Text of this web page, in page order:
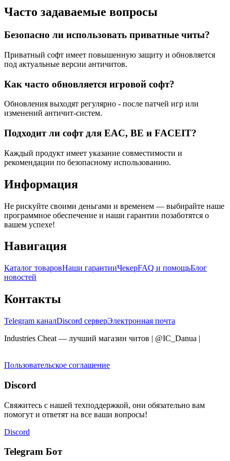
Часто задаваемые вопросы
Безопасно ли использовать приватные читы?
Приватный софт имеет повышенную защиту и обновляется
под актуальные версии античитов.
Как часто обновляется игровой софт?
Обновления выходят регулярно - после патчей игр или
изменений античит-систем.
Подходит ли софт для EAC, BE и FACEIT?
Каждый продукт имеет указание совместимости и
рекомендации по безопасному использованию.
Информация
Не рискуйте своими деньгами и временем — выбирайте наше
программное обеспечение и наши гарантии позаботятся о
вашем успехе!
Навигация
Каталог товаровНаши гарантииЧекерFAQ и помощьБлог
новостей
Контакты
Telegram каналDiscord серверЭлектронная почта
Industries Cheat — лучший магазин читов | @IC_Danua |
Пользовательское соглашение
Discord
Свяжитесь с нашей техподдержкой, они обязательно вам
помогут и ответят на все ваши вопросы!
Discord
Telegram Бот